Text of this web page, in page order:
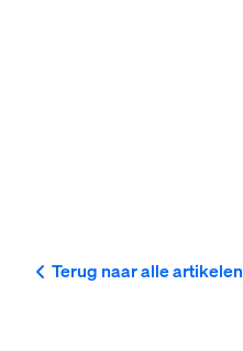
Terug naar alle artikelen